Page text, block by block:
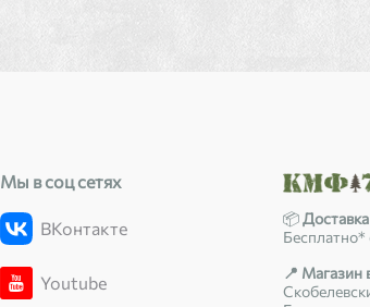
Мы в соц сетях
ВКонтакте
Youtube
📦Доставка
📍 Магазин